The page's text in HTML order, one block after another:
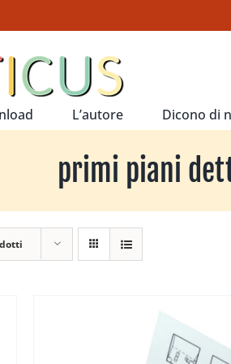
L’autore Dicono di
primi piani